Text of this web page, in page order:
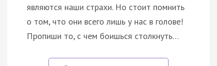
являются наши страхи. Но стоит помнить
о том, что они всего лишь у нас в голове!
Пропиши то, с чем боишься столкнуть…